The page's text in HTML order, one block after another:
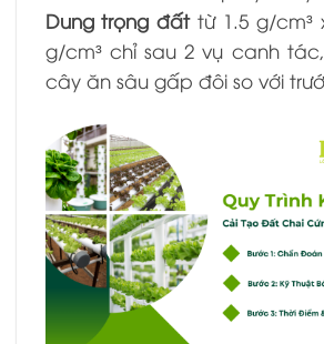
Dung trọng đấttừ 1.5 g/cm³
g/cm³ chỉ sau 2 vụ canh
cây ăn sâu gấp đôi so với